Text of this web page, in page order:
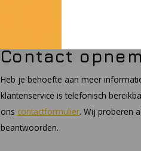
Contact
Heb je behoefte aan meer
klantenservice is telefonisch
ons contactformulier. Wij proberen
beantwoorden.